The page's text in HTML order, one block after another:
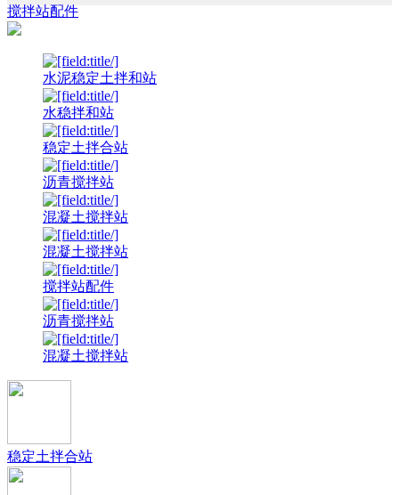
搅拌站配件
水泥稳定土拌和站
水稳拌和站
稳定土拌合站
沥青搅拌站
混凝土搅拌站
混凝土搅拌站
搅拌站配件
沥青搅拌站
混凝土搅拌站
稳定土拌合站